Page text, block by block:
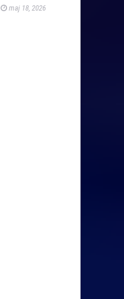
maj 18, 2026